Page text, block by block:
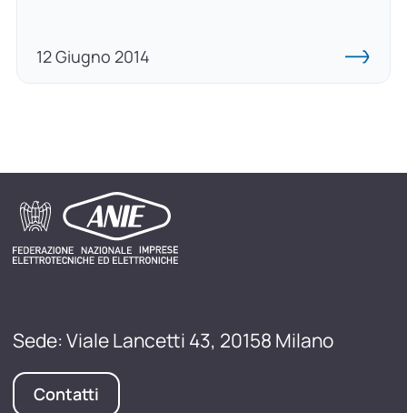
12 Giugno 2014
Sede: Viale Lancetti 43, 20158 Milano
Contatti